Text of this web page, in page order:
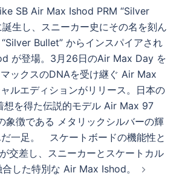
SB Air Max Ishod PRM “Silver
生し、スニーカー史にその名を刻ん
Bullet” からインスパイアされ
が登場。3月26日のAir Max Day を
ックスのDNAを受け継ぐ Air Max
ルエディションがリリース。日本の
想を得た伝説的モデル Air Max 97
象徴である メタリックシルバーの輝
だ一足。 スケートボードの機能性と
交差し、スニーカーとスケートカル
した特別な Air Max Ishod。